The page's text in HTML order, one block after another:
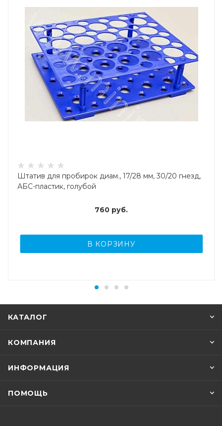
Штатив для пробирок диам., 17/28 мм, 30/20 гнезд,
АБС-пластик, голубой
760 руб.
В КОРЗИНУ
КАТАЛОГ
КОМПАНИЯ
ИНФОРМАЦИЯ
ПОМОЩЬ